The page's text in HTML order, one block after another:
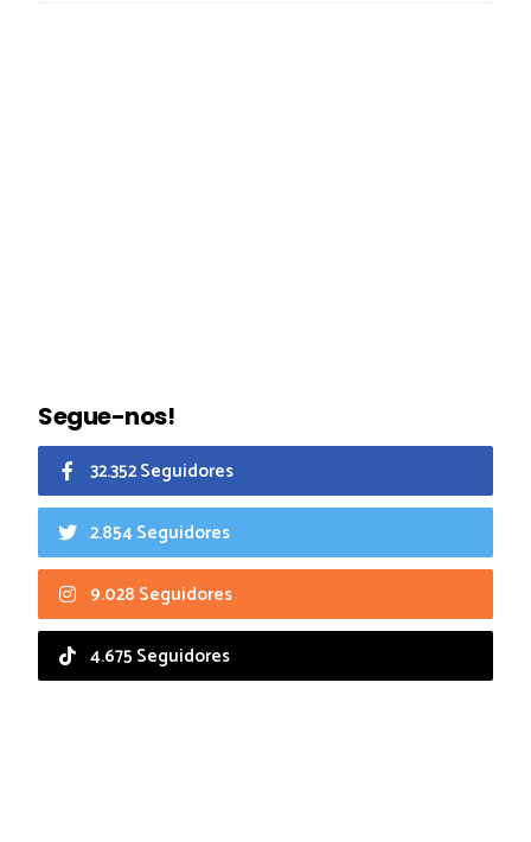
Segue-nos!
32.352 Seguidores
2.854 Seguidores
9.028 Seguidores
4.675 Seguidores